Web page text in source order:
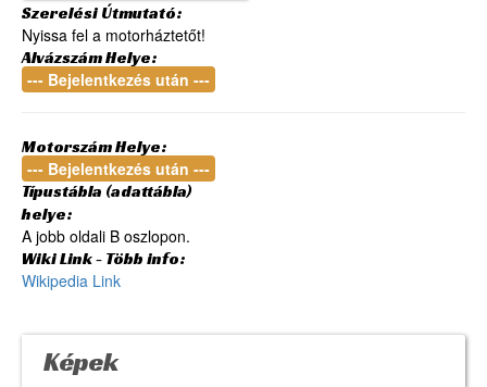
Szerelési Útmutató:
Nyissa fel a motorháztetőt!
Alvázszám Helye:
--- Bejelentkezés után ---
Motorszám Helye:
--- Bejelentkezés után ---
Típustábla (adattábla)
helye:
A jobb oldali B oszlopon.
Wiki Link - Több info:
Wikipedia Link
Képek